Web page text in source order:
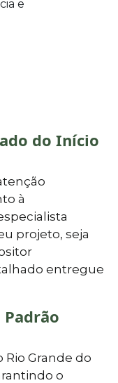
e
do Início
à
projeto, seja
entregue
Grande do
o